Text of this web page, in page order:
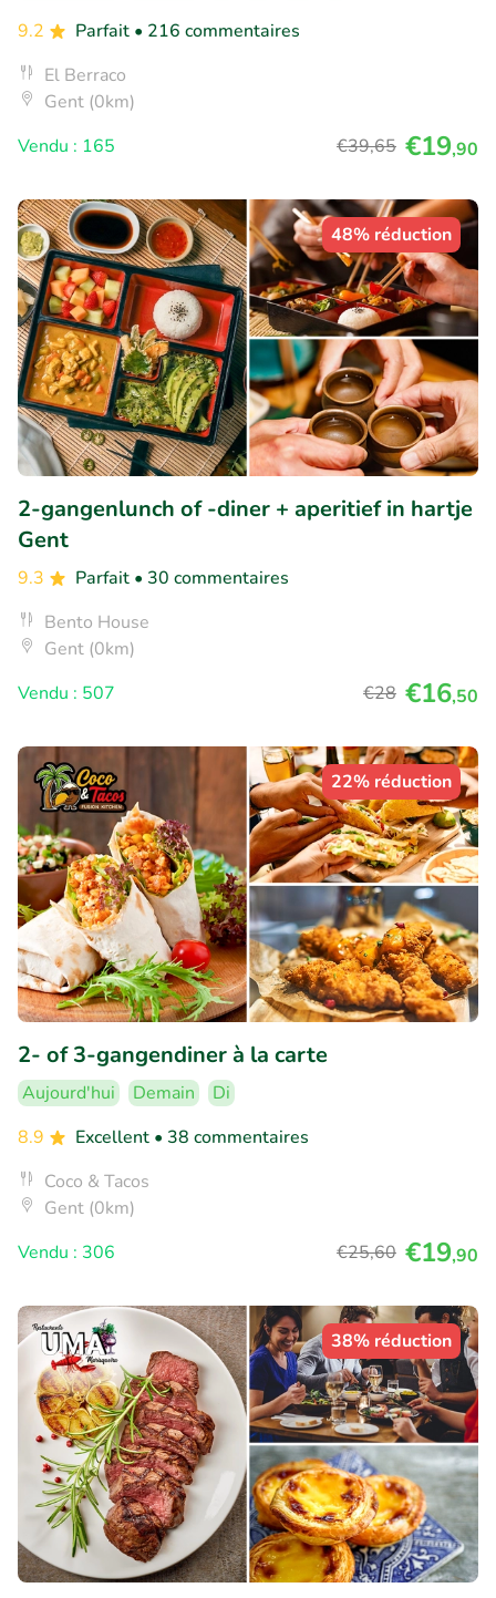
9.2
Parfait • 216 commentaires
El Berraco
Gent (0km)
Vendu : 165
€39,65 €19,90
48% réduction
2-gangenlunch of -diner + aperitief in hartje
Gent
9.3 Parfait • 30 commentaires
Bento House
Gent (0km)
Vendu : 507
€28 €16,50
22% réduction
2- of 3-gangendiner à la carte
Aujourd'hui Demain
Di
8.9
Excellent • 38 commentaires
Coco & Tacos
Gent (0km)
Vendu : 306
€25,60 €19,90
38% réduction